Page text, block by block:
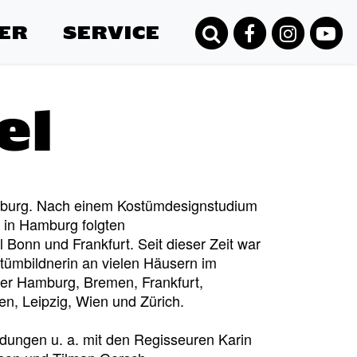
SERVICE
Nach einem Kostümdesignstudium
Hamburg folgten
und Frankfurt. Seit dieser Zeit war
an vielen Häusern im
Hamburg, Bremen, Frankfurt,
Leipzig, Wien und Zürich.
u. a. mit den Regisseuren Karin